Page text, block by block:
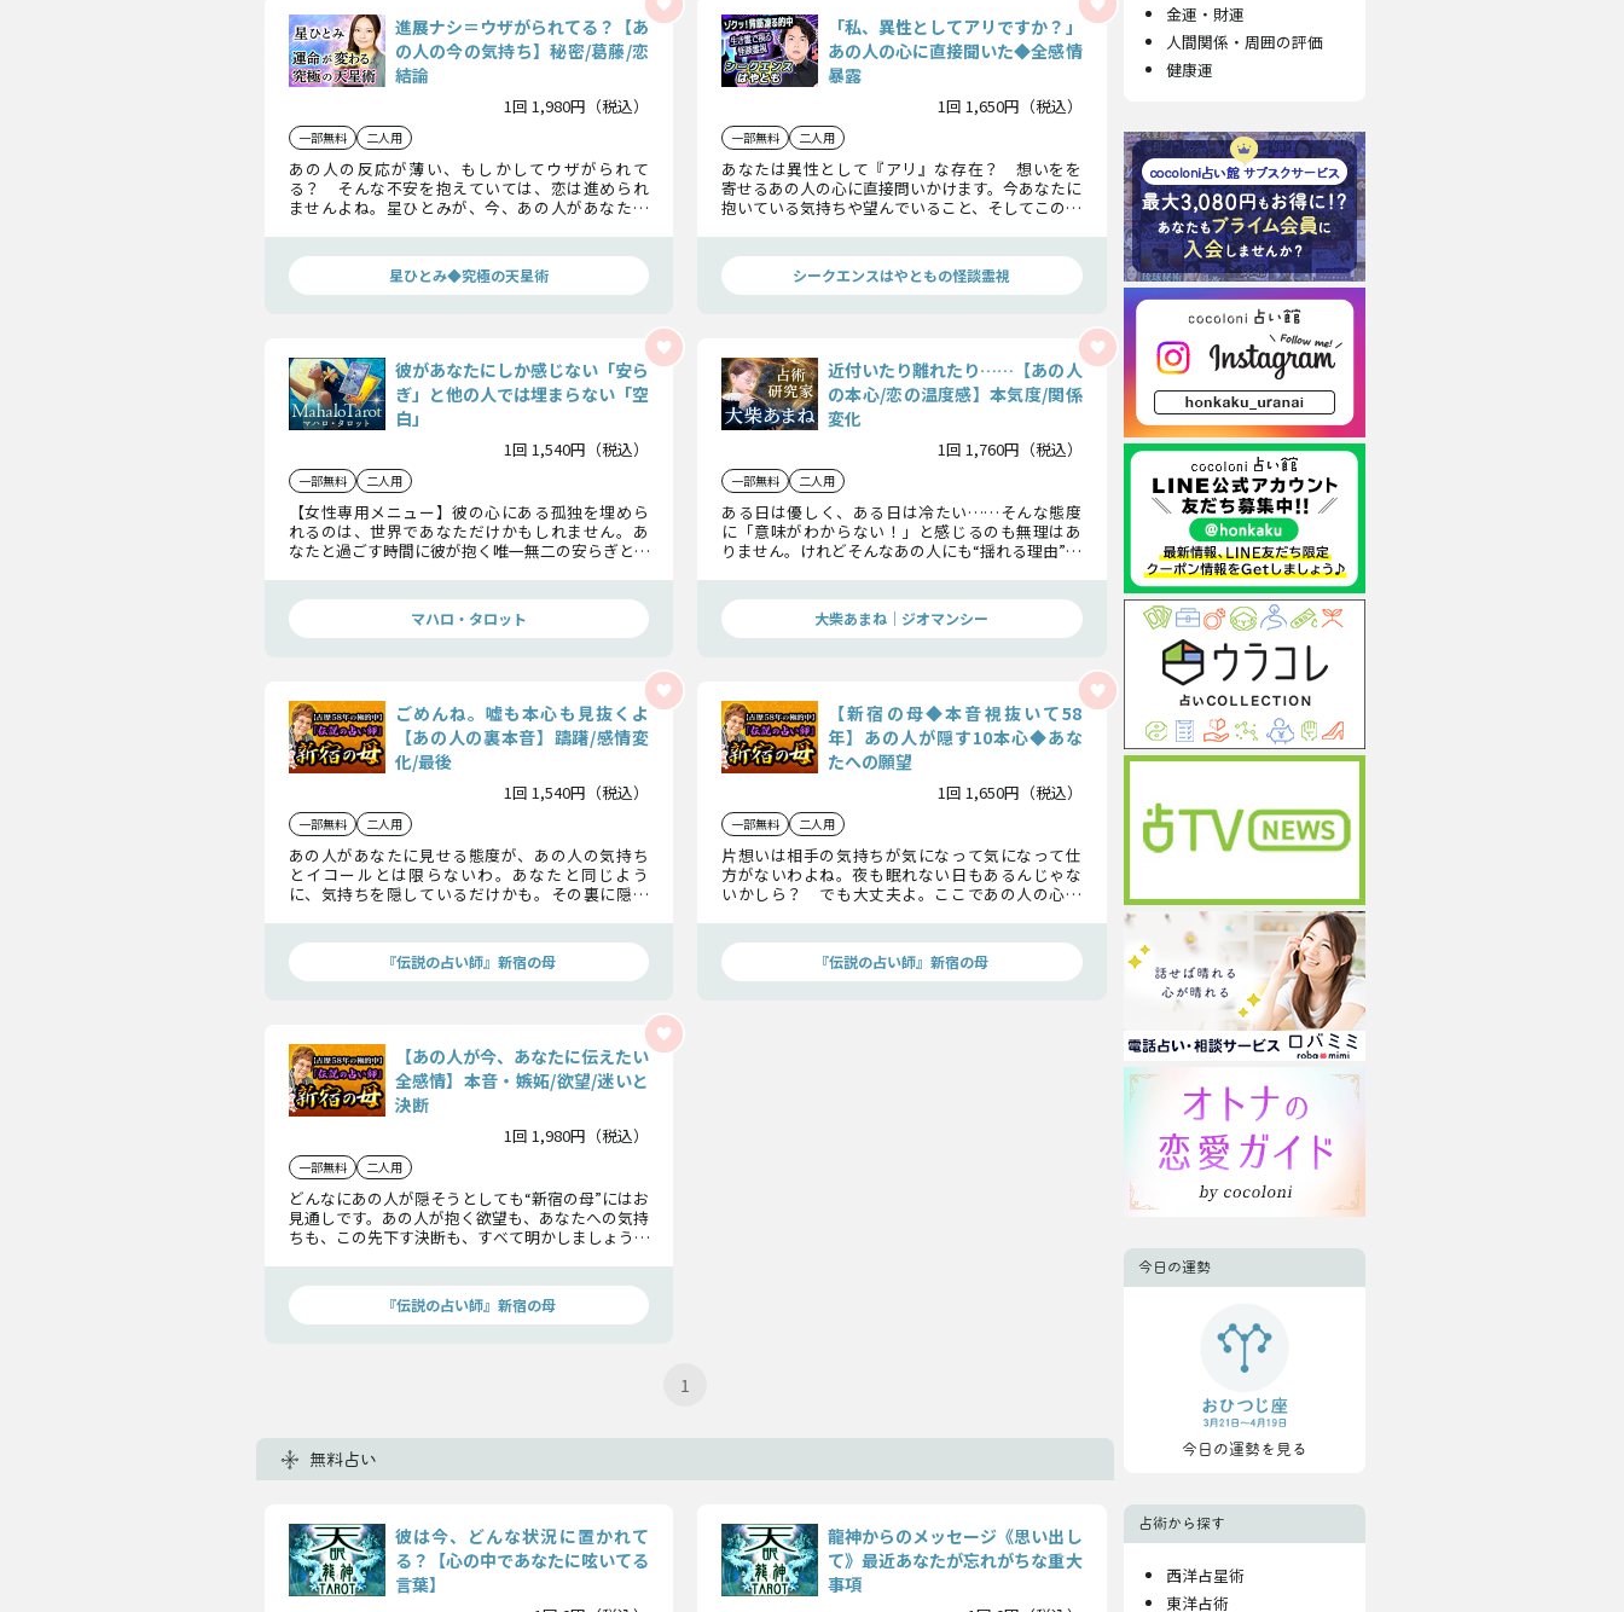
進展ナシ＝ウザがられてる？【あ
の人の今の気持ち】秘密/葛藤/恋
結論
1回 1,980円（税込）
一部無料 二人用
あの人の反応が薄い、もしかしてウザがられて
る？ そんな不安を抱えていては、恋は進められ
ませんよね。星ひとみが、今、あの人があなたに
ししますよ。
星ひとみ◆究極の天星術
「私、異性としてアリですか？」
あの人の心に直接聞いた◆全感情
暴露
1回 1,650円（税込）
一部無料 二人用
あなたは異性として『アリ』な存在？ 想いをを
寄せるあの人の心に直接問いかけます。今あなたに
抱いている気持ちや望んでいること、そしてこの先
シークエンスはやともの怪談霊視
彼があなたにしか感じない「安ら
ぎ」と他の人では埋まらない「空
白」
1回 1,540円（税込）
一部無料 二人用
【女性専用メニュー】彼の心にある孤独を埋めら
れるのは、世界であなただけかもしれません。あ
なたと過ごす時間に彼が抱く唯一無二の安らぎと、
マハロ・タロット
近付いたり離れたり……【あの人
の本心/恋の温度感】本気度/関係
変化
1回 1,760円（税込）
一部無料 二人用
ある日は優しく、ある日は冷たい……そんな態度
に「意味がわからない！」と感じるのも無理はあ
りません。けれどそんなあの人にも“揺れる理由”が
大柴あまね｜ジオマンシー
ごめんね。嘘も本心も見抜くよ
【あの人の裏本音】躊躇/感情変
化/最後
1回 1,540円（税込）
一部無料 二人用
あの人があなたに見せる態度が、あの人の気持ち
とイコールとは限らないわ。あなたと同じよう
に、気持ちを隠しているだけかも。その裏に隠さ
『伝説の占い師』新宿の母
【新宿の母◆本音視抜いて58
年】あの人が隠す10本心◆あな
たへの願望
1回 1,650円（税込）
一部無料 二人用
片想いは相手の気持ちが気になって気になって仕
方がないわよね。夜も眠れない日もあるんじゃな
いかしら？ でも大丈夫よ。ここであの人の心の
『伝説の占い師』新宿の母
【あの人が今、あなたに伝えたい
全感情】本音・嫉妬/欲望/迷いと
決断
1回 1,980円（税込）
一部無料 二人用
どんなにあの人が隠そうとしても“新宿の母”にはお
見通しです。あの人が抱く欲望も、あなたへの気持
ちも、この先下す決断も、すべて明かしましょう。
『伝説の占い師』新宿の母
1
無料占い
彼は今、どんな状況に置かれて
る？【心の中であなたに呟いてる
言葉】
龍神からのメッセージ《思い出し
て》最近あなたが忘れがちな重大
事項
金運・財運
人間関係・周囲の評価
健康運
今日の運勢
今日の運勢を見る
占術から探す
西洋占星術
東洋占術